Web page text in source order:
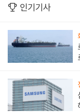
인기기사